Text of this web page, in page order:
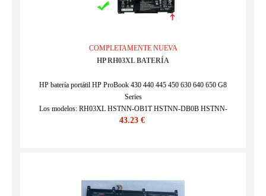
COMPLETAMENTE NUEVA
HP RH03XL BATERÍA
HP batería portátil HP ProBook 430 440 445 450 630 640 650 G8
Series
Los modelos: RH03XL HSTNN-OB1T HSTNN-DB0B HSTNN-
IB9P HSTNN-IB9Q HSTNN-UB7X
43.23 €